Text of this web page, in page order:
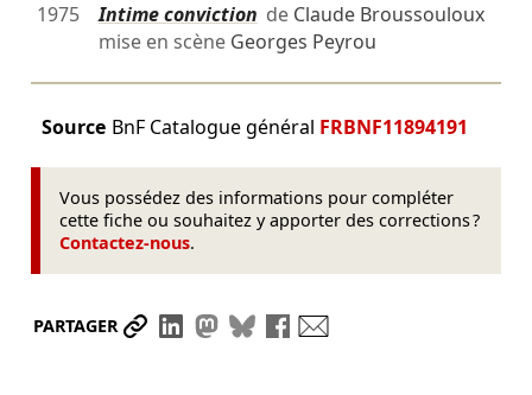
1975
Intime conviction de Claude Broussouloux
mise en scène Georges Peyrou
Source BnF Catalogue général FRBNF11894191
Vous possédez des informations pour compléter
cette fiche ou souhaitez y apporter des corrections ?
Contactez-nous.
PARTAGER Partager le lien
Partager sur LinkedIn
Partager sur Mastodon
Partager sur Bluesky
Partager sur Facebook